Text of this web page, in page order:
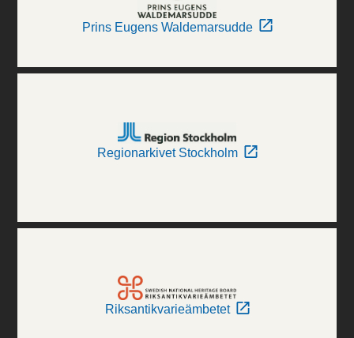
Prins Eugens Waldemarsudde
Regionarkivet Stockholm
Riksantikvarieämbetet